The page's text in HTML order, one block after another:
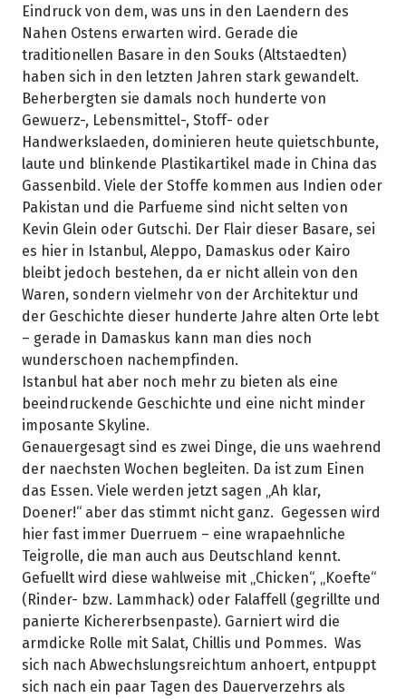
Eindruck von dem, was uns in den Laendern des
Nahen Ostens erwarten wird. Gerade die
traditionellen Basare in den Souks (Altstaedten)
haben sich in den letzten Jahren stark gewandelt.
Beherbergten sie damals noch hunderte von
Gewuerz-, Lebensmittel-, Stoff- oder
Handwerkslaeden, dominieren heute quietschbunte,
laute und blinkende Plastikartikel made in China das
Gassenbild. Viele der Stoffe kommen aus Indien oder
Pakistan und die Parfueme sind nicht selten von
Kevin Glein oder Gutschi. Der Flair dieser Basare, sei
es hier in Istanbul, Aleppo, Damaskus oder Kairo
bleibt jedoch bestehen, da er nicht allein von den
Waren, sondern vielmehr von der Architektur und
der Geschichte dieser hunderte Jahre alten Orte lebt
– gerade in Damaskus kann man dies noch
wunderschoen nachempfinden.
Istanbul hat aber noch mehr zu bieten als eine
beeindruckende Geschichte und eine nicht minder
imposante Skyline.
Genauergesagt sind es zwei Dinge, die uns waehrend
der naechsten Wochen begleiten. Da ist zum Einen
das Essen. Viele werden jetzt sagen „Ah klar,
Doener!“ aber das stimmt nicht ganz. Gegessen wird
hier fast immer Duerruem – eine wrapaehnliche
Teigrolle, die man auch aus Deutschland kennt.
Gefuellt wird diese wahlweise mit „Chicken“, „Koefte“
(Rinder- bzw. Lammhack) oder Falaffell (gegrillte und
panierte Kichererbsenpaste). Garniert wird die
armdicke Rolle mit Salat, Chillis und Pommes. Was
sich nach Abwechslungsreichtum anhoert, entpuppt
sich nach ein paar Tagen des Dauerverzehrs als